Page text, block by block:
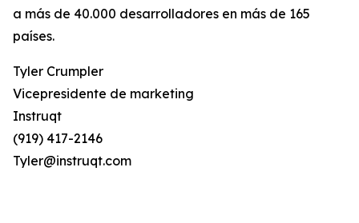
a más de 40.000 desarrolladores en más de 165
países.
Tyler Crumpler
Vicepresidente de marketing
Instruqt
(919) 417-2146
Tyler@instruqt.com